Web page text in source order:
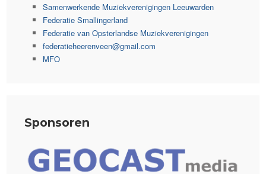
Samenwerkende Muziekverenigingen Leeuwarden
Federatie Smallingerland
Federatie van Opsterlandse Muziekverenigingen
federatieheerenveen@gmail.com
MFO
Sponsoren